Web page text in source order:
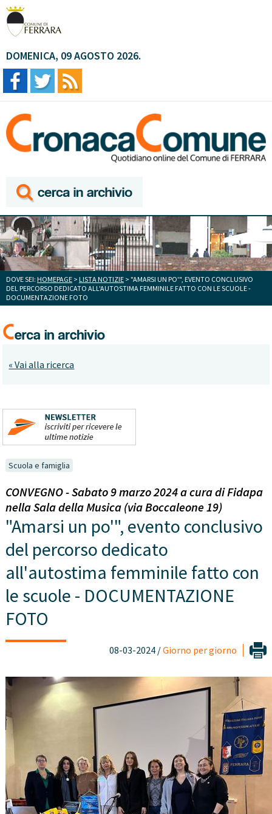
DOMENICA, 09 AGOSTO 2026.
DOVE SEI: HOMEPAGE > LISTA NOTIZIE > "AMARSI UN PO'", EVENTO CONCLUSIVO
DEL PERCORSO DEDICATO ALL'AUTOSTIMA FEMMINILE FATTO CON LE SCUOLE -
DOCUMENTAZIONE FOTO
« Vai alla ricerca
Scuola e famiglia
CONVEGNO - Sabato 9 marzo 2024 a cura di Fidapa
nella Sala della Musica (via Boccaleone 19)
"Amarsi un po'", evento conclusivo
del percorso dedicato
all'autostima femminile fatto con
le scuole - DOCUMENTAZIONE
FOTO
08-03-2024 /Giorno per giorno